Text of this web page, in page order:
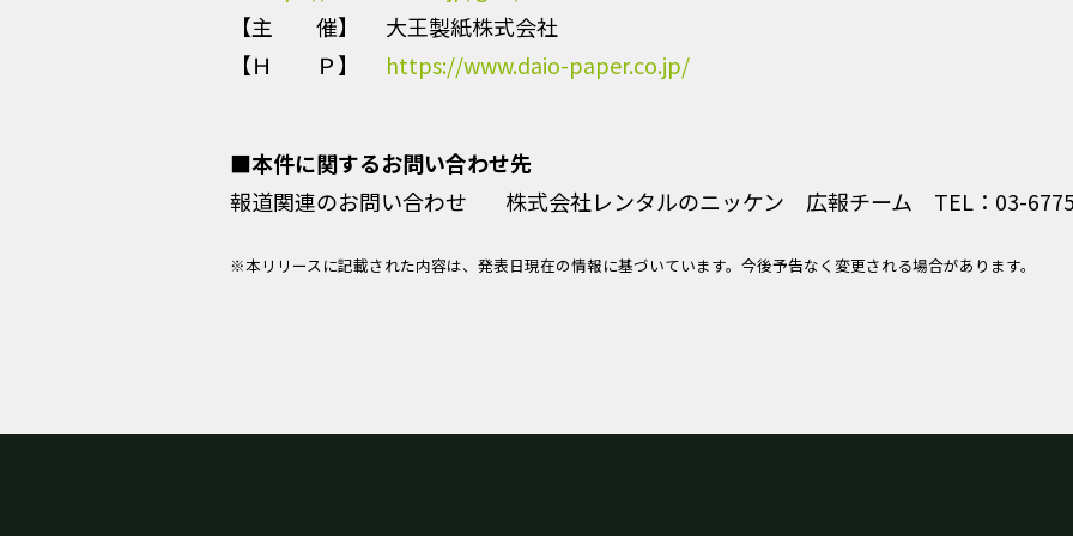
【主 催】 大王製紙株式会社
【Ｈ Ｐ】 https://www.daio-paper.co.jp/
■本件に関するお問い合わせ先
報道関連のお問い合わせ
株式会社レンタルのニッケン 広報チーム TEL：03-
※本リリースに記載された内容は、発表日現在の情報に基づいています。今後予告なく変更される場合があります。